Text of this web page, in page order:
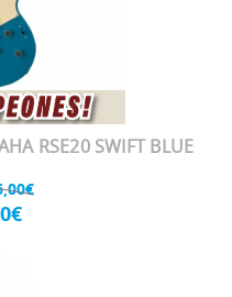
RSE20 SWIFT BLUE